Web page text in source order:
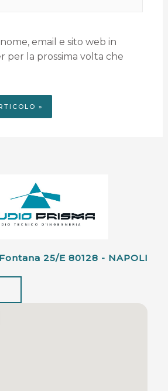
email e sito web in
per la prossima volta che
25/e 80128 - NAPOLI